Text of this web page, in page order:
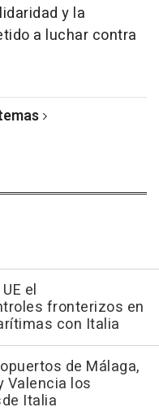
y la
a luchar contra
el
fronterizos en
con Italia
de Málaga,
Valencia los
Italia